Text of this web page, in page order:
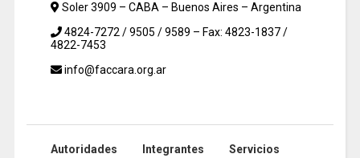
Soler 3909 – CABA – Buenos Aires – Argentina
4824-7272 / 9505 / 9589 – Fax: 4823-1837 /
4822-7453
info@faccara.org.ar
Autoridades Integrantes Servicios